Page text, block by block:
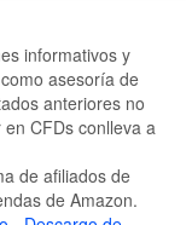
informativos y
asesoría de
anteriores no
CFDs conlleva a
de afiliados de
de Amazon.